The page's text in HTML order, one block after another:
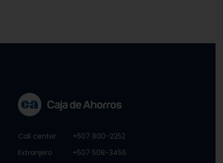
Call center
+507 800-2252
Extranjero
+507 508-3456